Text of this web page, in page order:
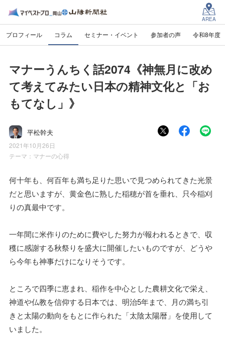
AREA
プロフィール コラム セミナー・イベント 参加者の声 令和8年度
マナーうんちく話2074《神無月に改め
て考えてみたい日本の精神文化と「お
もてなし」》
平松幹夫
2021年10月26日
テーマ： マナーの心得
何十年も、何百年も満ち足りた思いで見つめられてきた光景
だと思いますが、黄金色に熟した稲穂が首を垂れ、只今稲刈
りの真最中です。
一年間に米作りのために費やした努力が報われるときで、収
穫に感謝する秋祭りを盛大に開催したいものですが、どうや
ら今年も神事だけになりそうです。
ところで四季に恵まれ、稲作を中心とした農耕文化で栄え、
神道や仏教を信仰する日本では、明治5年まで、月の満ち引
きと太陽の動向をもとに作られた「太陰太陽暦」を使用して
いました。